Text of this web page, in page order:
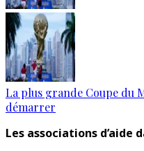
La plus grande Coupe du
démarrer
Les associations d’aide